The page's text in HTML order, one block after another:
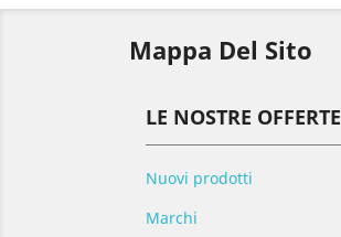
Mappa Del Sito
LE NOSTRE OFFERTE
Nuovi prodotti
Marchi